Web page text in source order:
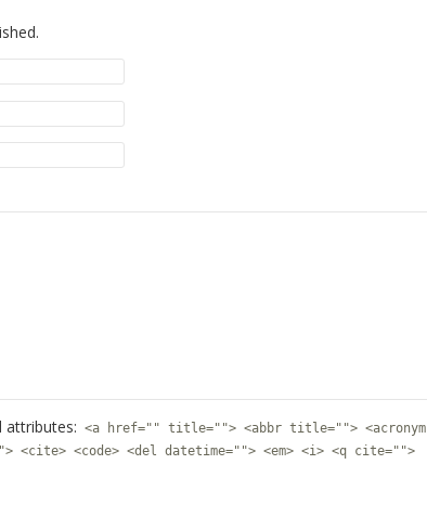
attributes: <a href="" title=""> <abbr title=""> <acronym
<cite> <code> <del datetime=""> <em> <i> <q cite="">